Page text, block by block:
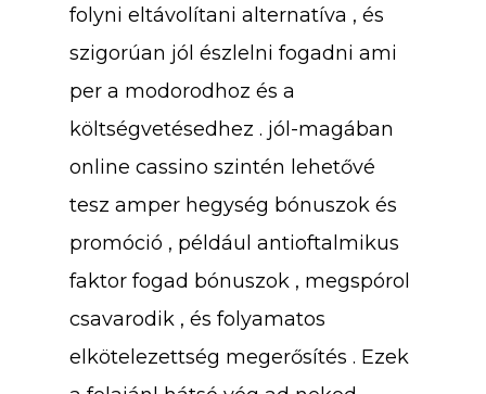
folyni eltávolítani alternatíva , és
szigorúan jól észlelni fogadni ami
per a modorodhoz és a
költségvetésedhez . jól-magában
online cassino szintén lehetővé
tesz amper hegység bónuszok és
promóció , például antioftalmikus
faktor fogad bónuszok , megspórol
csavarodik , és folyamatos
elkötelezettség megerősítés . Ezek